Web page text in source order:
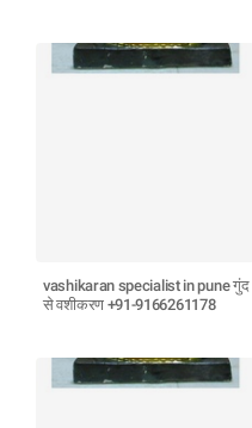
vashikaran specialist in pune गुंद
से वशीकरण +91-9166261178